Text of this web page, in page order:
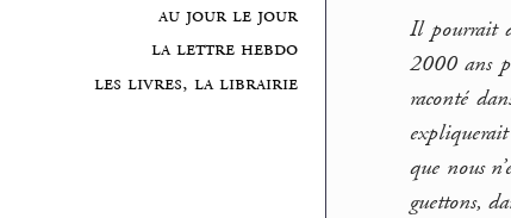
au jour le jour
la lettre hebdo
les livres, la librairie
Il pourrait
2000 ans
raconté
expliquerait
que nous
guettons,